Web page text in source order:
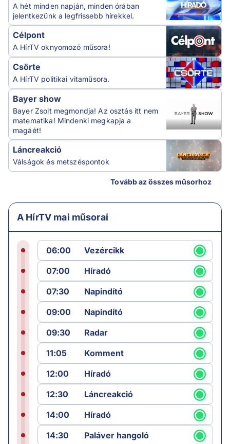
A hét minden napján, minden órában
jelentkezünk a legfrissebb hírekkel.
Célpont
A HírTV oknyomozó műsora!
Csörte
A HírTV politikai vitaműsora.
Bayer show
Bayer Zsolt megmondja! Az osztás itt nem
matematika! Mindenki megkapja a
magáét!
Láncreakció
Válságok és metszéspontok
Tovább az összes műsorhoz
A HírTV mai műsorai
06:00
Vezércikk
07:00
Híradó
07:30
Napindító
09:00
Napindító
09:30
Radar
11:05
Komment
12:00
Híradó
12:30
Láncreakció
14:00
Híradó
14:30
Paláver hangoló